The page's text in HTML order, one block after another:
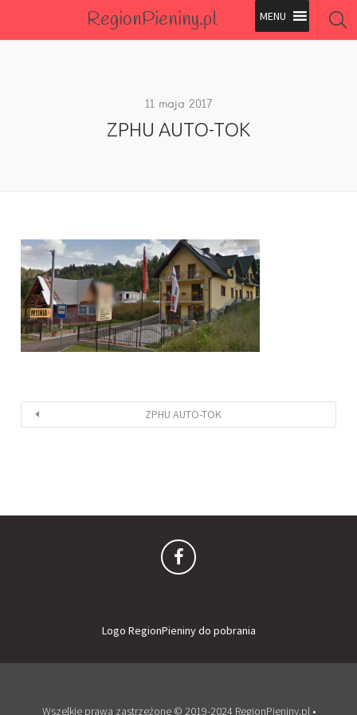
RegionPieniny.pl
Wszystkie Obiekty
11 maja 2017
ZPHU AUTO-TOK
ZPHU AUTO-TOK
Logo RegionPieniny do pobrania
Wszelkie prawa zastrzeżone © 2019-2024 RegionPieniny.pl •